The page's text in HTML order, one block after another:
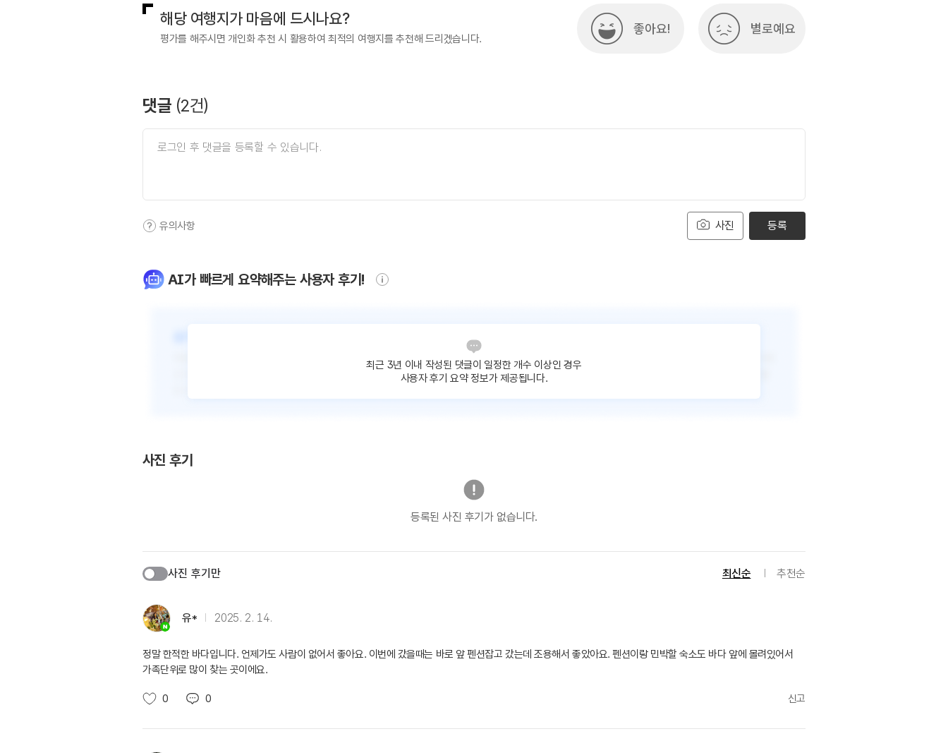
해당 여행지가 마음에 드시나요?
평가를 해주시면 개인화 추천 시 활용하여 최적의 여행지를 추천해 드리겠습니다.
좋아요! 별로예요
댓글 (2건)
사진
유의사항 등록
AI가 빠르게 요약해주는 사용자 후기!
최근 3년 이내 작성된 댓글이 일정한 개수 이상인 경우
사용자 후기 요약 정보가 제공됩니다.
사진 후기
등록된 사진 후기가 없습니다.
사진 후기만 최신순 추천순
유* 2025. 2. 14.
정말 한적한 바다입니다. 언제가도 사람이 없어서 좋아요. 이번에 갔을때는 바로 앞 펜션잡고 갔는데 조용해서 좋았아요. 펜션이랑 민박할 숙소도 바다 앞에 몰려있어서
가족단위로 많이 찾는 곳이에요.
0 0 신고